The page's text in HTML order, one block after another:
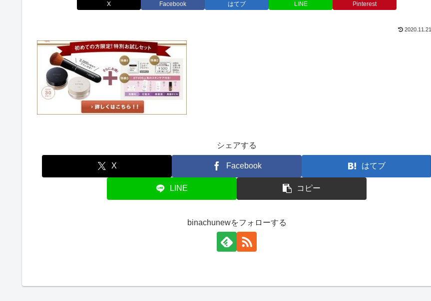
X Facebook はてブ LINE Pinterest
2020.11.21
シェアする
X Facebook はてブ
LINE コピー
binachunewをフォローする